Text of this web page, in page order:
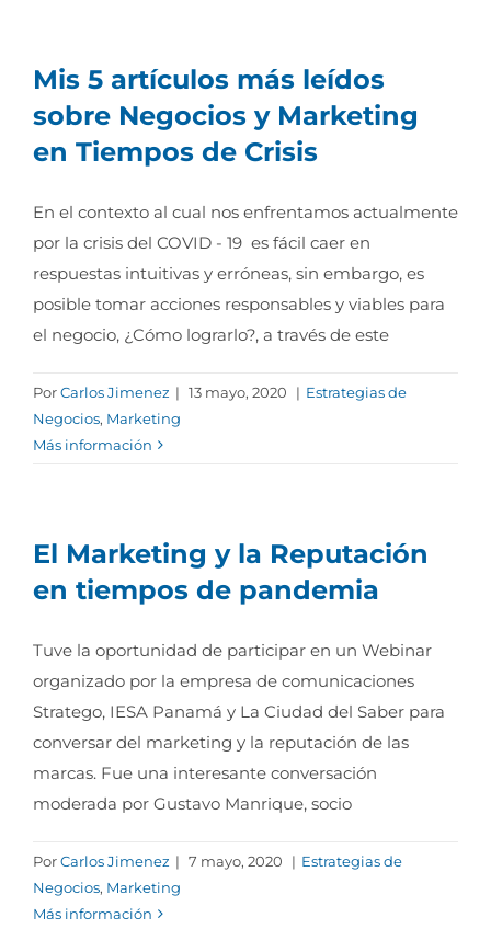
Mis 5 artículos más leídos
sobre Negocios y Marketing
en Tiempos de Crisis
En el contexto al cual nos enfrentamos actualmente
por la crisis del COVID - 19 es fácil caer en
respuestas intuitivas y erróneas, sin embargo, es
posible tomar acciones responsables y viables para
el negocio, ¿Cómo lograrlo?, a través de este
PorCarlos Jimenez | 13 mayo, 2020 | Estrategias de
Negocios, Marketing
Más información
El Marketing y la Reputación
en tiempos de pandemia
Tuve la oportunidad de participar en un Webinar
organizado por la empresa de comunicaciones
Stratego, IESA Panamá y La Ciudad del Saber para
conversar del marketing y la reputación de las
marcas. Fue una interesante conversación
moderada por Gustavo Manrique, socio
PorCarlos Jimenez | 7 mayo, 2020 | Estrategias de
Negocios, Marketing
Más información